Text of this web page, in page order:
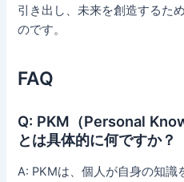
引き出し、未来を創造するた
のです。
FAQ
Q: PKM（Personal
とは具体的に何ですか？
A: PKMは、個人が自身の知識